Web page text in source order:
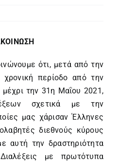
ότι, μετά από την
περίοδο από την
την 31η Μαΐου 2021,
σχετικά με την
μας χάρισαν Έλληνες
διεθνούς κύρους
αυτή την δραστηριότητα
με πρωτότυπα